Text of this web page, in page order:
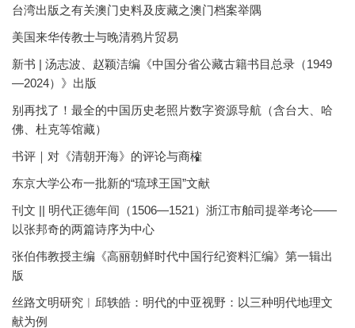
台湾出版之有关澳门史料及庋藏之澳门档案举隅
美国来华传教士与晚清鸦片贸易
新书 | 汤志波、赵颖洁编《中国分省公藏古籍书目总录（1949
—2024）》出版
别再找了！最全的中国历史老照片数字资源导航（含台大、哈
佛、杜克等馆藏）
书评｜对《清朝开海》的评论与商榷
东京大学公布一批新的“琉球王国”文献
刊文 || 明代正德年间（1506—1521）浙江市舶司提举考论——
以张邦奇的两篇诗序为中心
张伯伟教授主编《高丽朝鲜时代中国行纪资料汇编》第一辑出
版
丝路文明研究︱邱轶皓：明代的中亚视野：以三种明代地理文
献为例